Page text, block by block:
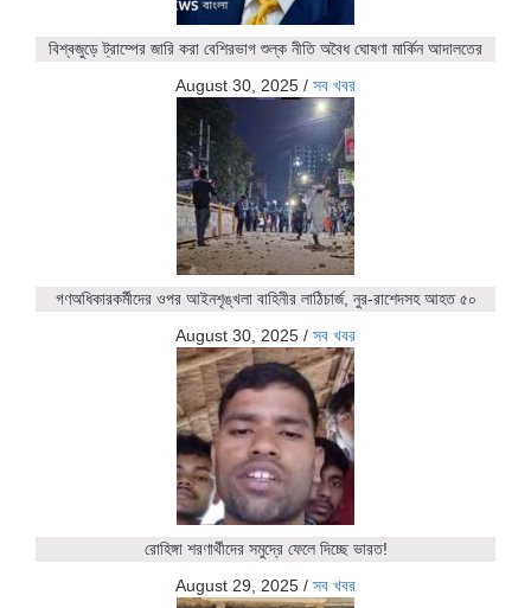
বিশ্বজুড়ে ট্রাম্পের জারি করা বেশিরভাগ শুল্ক নীতি অবৈধ ঘোষণা মার্কিন আদালতের
August 30, 2025 / সব খবর
গণঅধিকারকর্মীদের ওপর আইনশৃঙ্খলা বাহিনীর লাঠিচার্জ, নুর-রাশেদসহ আহত ৫০
August 30, 2025 / সব খবর
রোহিঙ্গা শরণার্থীদের সমুদ্রে ফেলে দিচ্ছে ভারত!
August 29, 2025 / সব খবর